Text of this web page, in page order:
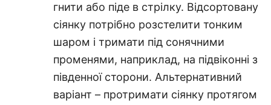
гнити або піде в стрілку. Відсортовану
сіянку потрібно розстелити тонким
шаром і тримати під сонячними
променями, наприклад, на підвіконні з
південної сторони. Альтернативний
варіант – протримати сіянку протягом